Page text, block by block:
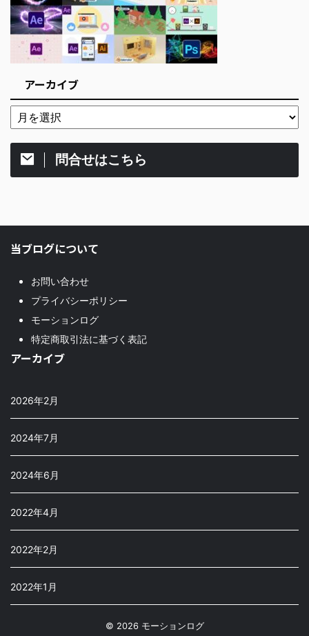
アーカイブ
問合せはこちら
当ブログについて
お問い合わせ
プライバシーポリシー
モーションログ
特定商取引法に基づく表記
アーカイブ
2026年2月
2024年7月
2024年6月
2022年4月
2022年2月
2022年1月
© 2026 モーションログ